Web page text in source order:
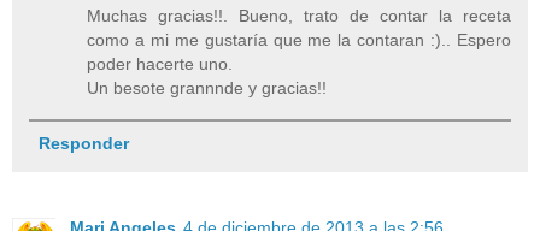
Muchas gracias!!. Bueno, trato de contar la receta
como a mi me gustaría que me la contaran :).. Espero
poder hacerte uno.
Un besote grannnde y gracias!!
Responder
Mari Angeles 4 de diciembre de 2013 a las 2:56